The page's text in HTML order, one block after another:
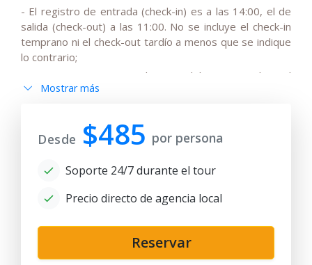
- El registro de entrada (check-in) es a las 14:00, el de
salida (check-out) a las 11:00. No se incluye el check-in
temprano ni el check-out tardío a menos que se indique
lo contrario;
- Tenga en cuenta que el precio del tour no incluye el
IVA estacional del 15 %, el cual puede ser añadido al
- Tenga en cuenta que los conductores no hablan inglés
o solo hablan un inglés muy básico;
horarios de los traslados dependiendo de la hora de
discutidos y acordados previamente;
- Tenga en cuenta que los viajes en tren pueden ser
sustituidos por traslados en automóvil dependiendo de
la disponibilidad de billetes y el horario de los trenes;
Mostrar más
Desde $485 por persona
Soporte 24/7 durante el tour
Precio directo de agencia local
Reservar